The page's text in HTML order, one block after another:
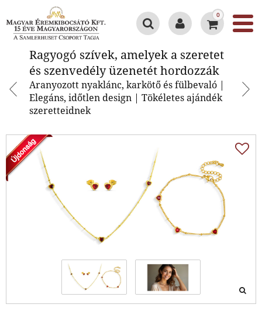
0
Ragyogó szívek, amelyek a szeretet
és szenvedély üzenetét hordozzák
Aranyozott nyaklánc, karkötő és fülbevaló |
Elegáns, időtlen design | Tökéletes ajándék
szeretteidnek
Ragyogó szívek, amelyek a
szeretet és szenvedély üzenetét
hordozzák